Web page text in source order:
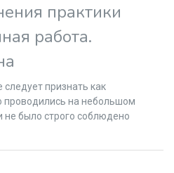
практики
работа.
признать как
проводились на небольшом
не было строго соблюдено